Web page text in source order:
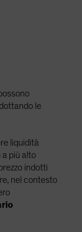
le
liquidità
più alto
indotti
nel contesto